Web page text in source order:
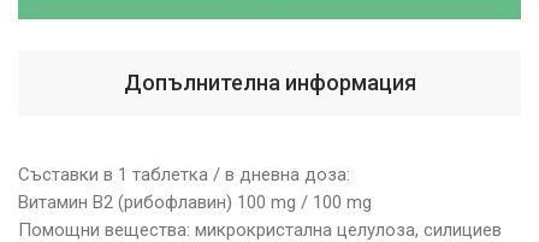
Допълнителна информация
Съставки в 1 таблетка / в дневна доза:
Витамин B2 (рибофлавин) 100 mg / 100 mg
Помощни вещества: микрокристална целулоза, силициев